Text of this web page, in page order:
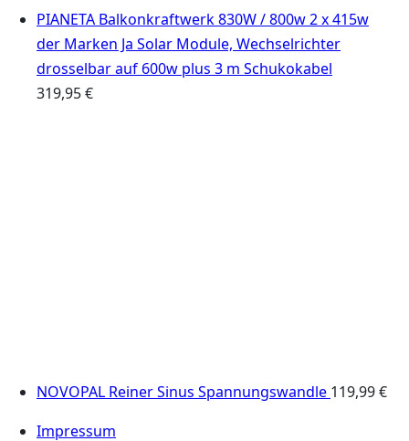
PIANETA Balkonkraftwerk 830W / 800w 2 x 415w
der Marken Ja Solar Module, Wechselrichter
drosselbar auf 600w plus 3 m Schukokabel
319,95€
NOVOPAL Reiner Sinus Spannungswandle 119,99€
Impressum